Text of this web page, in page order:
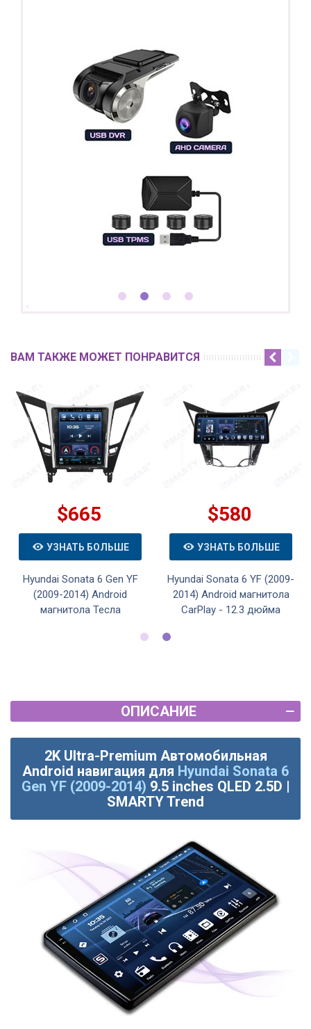
ВАМ ТАКЖЕ МОЖЕТ ПОНРАВИТСЯ
$665
УЗНАТЬ БОЛЬШЕ
Hyundai Sonata 6 Gen YF
(2009-2014) Android
магнитола Тесла
$580
УЗНАТЬ БОЛЬШЕ
Hyundai Sonata 6 YF (2009-
2014) Android магнитола
CarPlay - 12.3 дюйма
ОПИСАНИЕ
2K Ultra-Premium Автомобильная
Android навигация для Hyundai Sonata 6
Gen YF (2009-2014) 9.5 inches QLED 2.5D |
SMARTY Trend